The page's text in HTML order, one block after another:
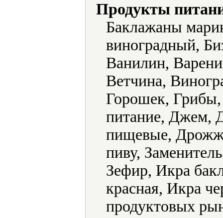
Продукты
Баклажаны
виноградный,
Ванилин,
Ветчина,
Горошек, Грибы,
питание, Джем,
пищевые,
пиву,
Зефир, Икра
красная, Икра
продуктовых